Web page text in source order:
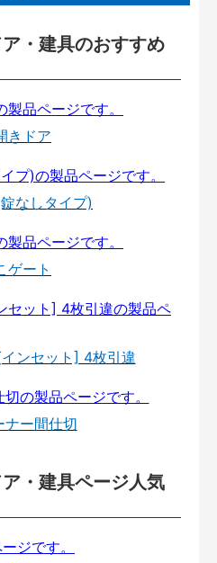
・建具のおすすめ
きドア
なしタイプ)
ゲート
ンセット] 4枚引違
ナー間仕切
・建具ページ人気